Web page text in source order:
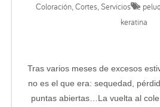
Coloración, Cortes, Servicios de
keratina
Tras varios meses de excesos
no es el que era: sequedad,
puntas abiertas…La vuelta al